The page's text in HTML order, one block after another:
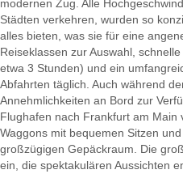
modernen Zug. Alle
Städten verkehren, wurden so
alles bieten, was sie für eine
Reiseklassen zur Auswahl,
etwa 3 Stunden) und ein
Abfahrten täglich. Auch während
Annehmlichkeiten an Bord zur
Flughafen nach Frankfurt am
Waggons mit bequemen Sitzen
großzügigen Gepäckraum. Die
ein, die spektakulären Aussichten